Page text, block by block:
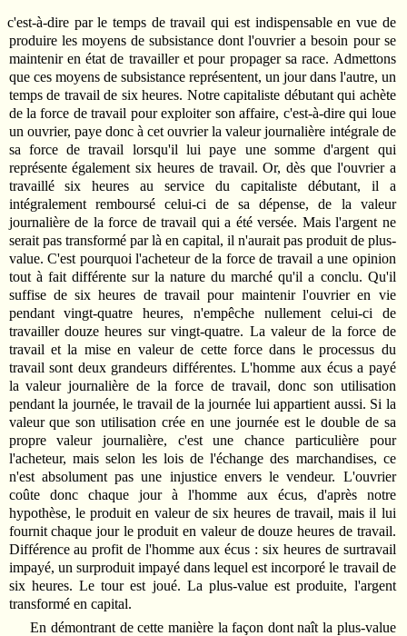
c'est-à-dire par le temps de travail qui est indispensable en vue de
produire les moyens de subsistance dont l'ouvrier a besoin pour se
maintenir en état de travailler et pour propager sa race. Admettons
que ces moyens de subsistance représentent, un jour dans l'autre, un
temps de travail de six heures. Notre capitaliste débutant qui achète
de la force de travail pour exploiter son affaire, c'est-à-dire qui loue
un ouvrier, paye donc à cet ouvrier la valeur journalière intégrale de
sa force de travail lorsqu'il lui paye une somme d'argent qui
représente également six heures de travail. Or, dès que l'ouvrier a
travaillé six heures au service du capitaliste débutant, il a
intégralement remboursé celui-ci de sa dépense, de la valeur
journalière de la force de travail qui a été versée. Mais l'argent ne
serait pas transformé par là en capital, il n'aurait pas produit de plus-
value. C'est pourquoi l'acheteur de la force de travail a une opinion
tout à fait différente sur la nature du marché qu'il a conclu. Qu'il
suffise de six heures de travail pour maintenir l'ouvrier en vie
pendant vingt-quatre heures, n'empêche nullement celui-ci de
travailler douze heures sur vingt-quatre. La valeur de la force de
travail et la mise en valeur de cette force dans le processus du
travail sont deux grandeurs différentes. L'homme aux écus a payé
la valeur journalière de la force de travail, donc son utilisation
pendant la journée, le travail de la journée lui appartient aussi. Si la
valeur que son utilisation crée en une journée est le double de sa
propre valeur journalière, c'est une chance particulière pour
l'acheteur, mais selon les lois de l'échange des marchandises, ce
n'est absolument pas une injustice envers le vendeur. L'ouvrier
coûte donc chaque jour à l'homme aux écus, d'après notre
hypothèse, le produit en valeur de six heures de travail, mais il lui
fournit chaque jour le produit en valeur de douze heures de travail.
Différence au profit de l'homme aux écus : six heures de surtravail
impayé, un surproduit impayé dans lequel est incorporé le travail de
six heures. Le tour est joué. La plus-value est produite, l'argent
transformé en capital.
En démontrant de cette manière la façon dont naît la plus-value